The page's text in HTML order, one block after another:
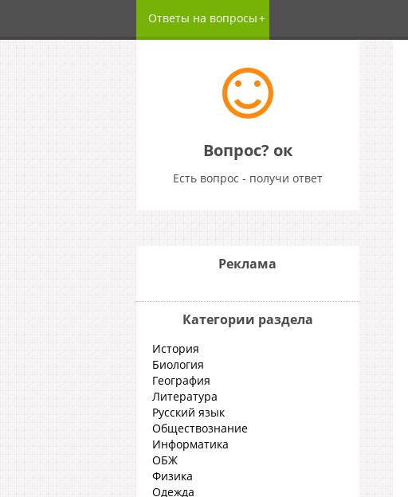
Ответы на вопросы
Вопрос? ок
Есть вопрос - получи ответ
Реклама
Категории раздела
История
Биология
География
Литература
Русский язык
Обществознание
Информатика
ОБЖ
Физика
Одежда